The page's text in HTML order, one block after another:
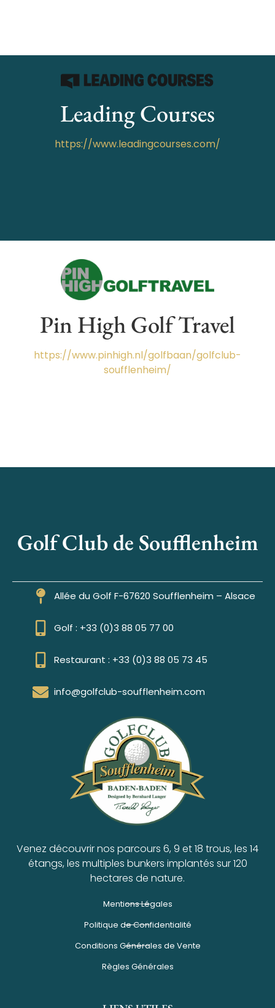
Leading Courses
https://www.leadingcourses.com/
Pin High Golf Travel
https://www.pinhigh.nl/golfbaan/golfclub-
soufflenheim/
Golf Club de Soufflenheim
Allée du Golf F-67620 Soufflenheim – Alsace
Golf : +33 (0)3 88 05 77 00
Restaurant : +33 (0)3 88 05 73 45
info@golfclub-soufflenheim.com
Venez découvrir nos parcours 6, 9 et 18 trous, les 14
étangs, les multiples bunkers implantés sur 120
hectares de nature.
Mentions Légales
Politique de Confidentialité
Conditions Générales de Vente
Règles Générales